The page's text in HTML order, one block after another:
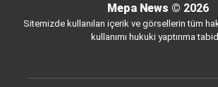
Mepa News © 2026
Sitemizde kullanılan içerik ve görsellerin tüm
kullanımı hukuki yaptırıma